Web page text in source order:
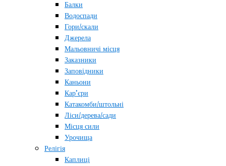
Балки
Водоспади
Гори/скали
Джерела
Мальовничі місця
Заказники
Заповідники
Каньони
Кар’єри
Катакомби/штольні
Ліси/дерева/сади
Місця сили
Урочища
Релігія
Каплиці